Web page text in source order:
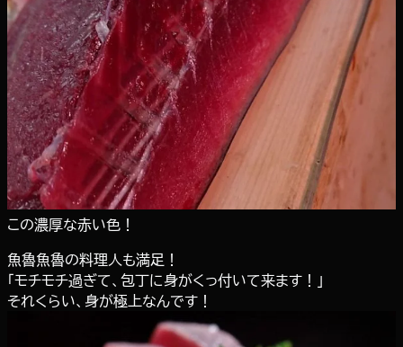
この濃厚な赤い色！
魚魯魚魯の料理人も満足！
「モチモチ過ぎて、包丁に身がくっ付いて来ます！」
それくらい、身が極上なんです！